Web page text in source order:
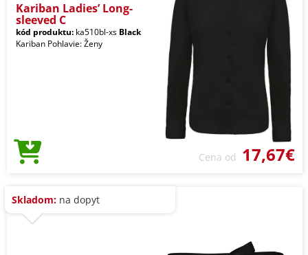
Kariban Ladies’ Long-
sleeved C
kód produktu: ka510bl-xs Black
Kariban Pohlavie: Ženy
Cena od 17,67€
Skladom: na dopyt